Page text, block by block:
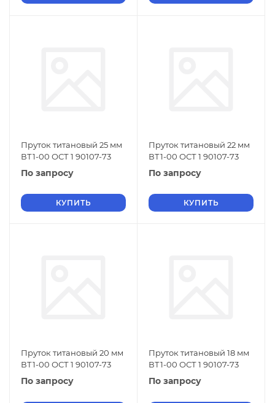
Пруток титановый 25 мм
ВТ1-00 ОСТ 1 90107-73
По запросу
КУПИТЬ
Пруток титановый 22 мм
ВТ1-00 ОСТ 1 90107-73
По запросу
КУПИТЬ
Пруток титановый 20 мм
ВТ1-00 ОСТ 1 90107-73
По запросу
Пруток титановый 18 мм
ВТ1-00 ОСТ 1 90107-73
По запросу